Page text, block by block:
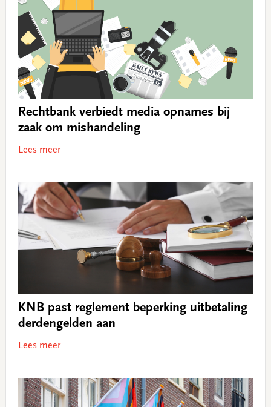
Rechtbank verbiedt media opnames bij
zaak om mishandeling
Lees meer
KNB past reglement beperking uitbetaling
derdengelden aan
Lees meer